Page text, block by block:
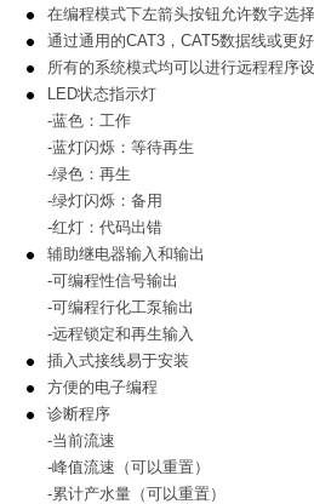
在编程模式下左箭头按钮允许数字选择
通过通用的CAT3，CAT5数据线或更
所有的系统模式均可以进行远程程序
LED状态指示灯
-蓝色：工作
-蓝灯闪烁：等待再生
-绿色：再生
-绿灯闪烁：备用
-红灯：代码出错
辅助继电器输入和输出
-可编程性信号输出
-可编程行化工泵输出
-远程锁定和再生输入
插入式接线易于安装
方便的电子编程
诊断程序
-当前流速
-峰值流速（可以重置）
-累计产水量（可以重置）